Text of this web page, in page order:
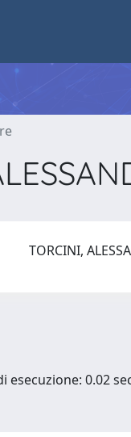
TORCINI,
esecuzione: 0.02